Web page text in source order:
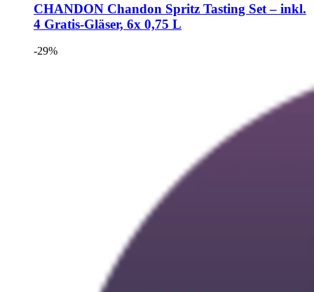
CHANDON Chandon Spritz Tasting Set – inkl.
4 Gratis-​Gläser, 6x 0,75 L
-29%